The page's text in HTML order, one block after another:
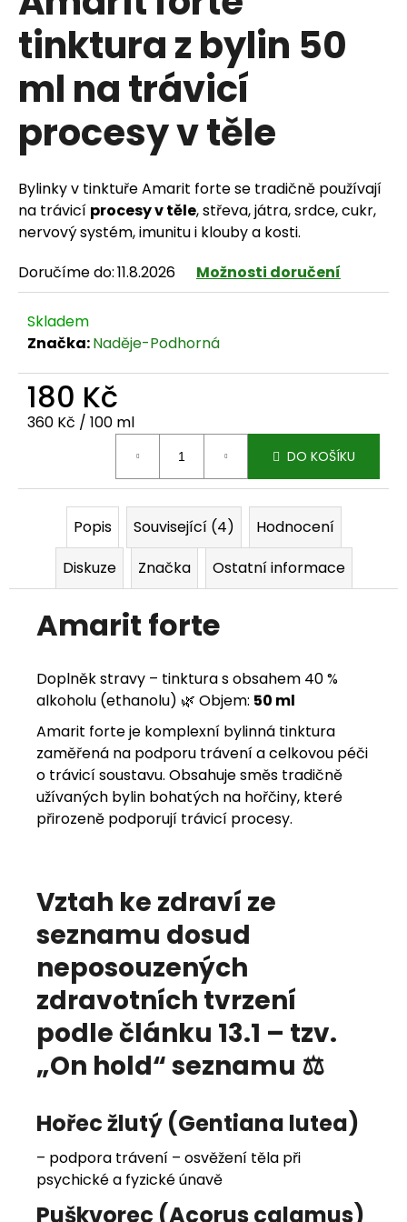
tinktura z bylin 50
ml na trávicí
procesy v těle
Bylinky v tinktuře Amarit forte se tradičně používají
na trávicí procesy v těle, střeva, játra, srdce, cukr,
nervový systém, imunitu i klouby a kosti.
Doručíme do:11.8.2026 Možnosti doručení
Skladem
Značka:Naděje-Podhorná
180 Kč
Měrná cena:
360 Kč / 100 ml
DO KOŠÍKU
Popis Související (4)
Hodnocení
Diskuze
Značka Ostatní informace
Amarit forte
Doplněk stravy – tinktura s obsahem 40 %
alkoholu (ethanolu) 🌿 Objem: 50 ml
Amarit forte je komplexní bylinná tinktura
zaměřená na podporu trávení a celkovou péči
o trávicí soustavu. Obsahuje směs tradičně
užívaných bylin bohatých na hořčiny, které
přirozeně podporují trávicí procesy.
Vztah ke zdraví ze
seznamu dosud
neposouzených
zdravotních tvrzení
podle článku 13.1 – tzv.
„On hold“ seznamu ⚖️
Hořec žlutý (Gentiana lutea)
– podpora trávení – osvěžení těla při
psychické a fyzické únavě
Puškvorec (Acorus calamus)
HLEDAT
o
p
o
r
u
č
u
m